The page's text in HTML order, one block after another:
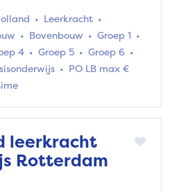
Leerkracht
Bovenbouw
Groep 1
4 Groep 5
Groep 6
PO LB max €
leerkracht
Rotterdam